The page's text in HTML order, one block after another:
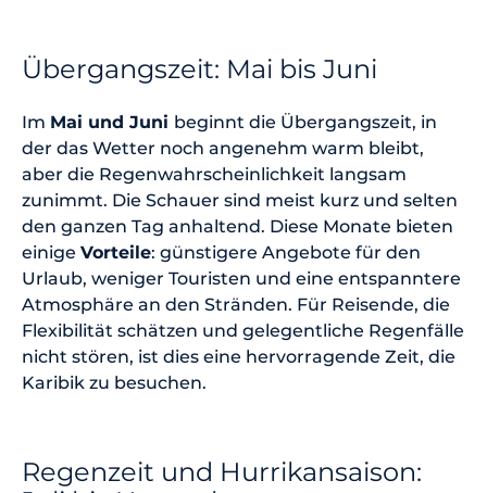
Übergangszeit: Mai bis Juni
Im Mai und Juni beginnt die Übergangszeit, in
der das Wetter noch angenehm warm bleibt,
aber die Regenwahrscheinlichkeit langsam
zunimmt. Die Schauer sind meist kurz und selten
den ganzen Tag anhaltend. Diese Monate bieten
einige Vorteile: günstigere Angebote für den
Urlaub, weniger Touristen und eine entspanntere
Atmosphäre an den Stränden. Für Reisende, die
Flexibilität schätzen und gelegentliche Regenfälle
nicht stören, ist dies eine hervorragende Zeit, die
Karibik zu besuchen.
Regenzeit und Hurrikansaison: